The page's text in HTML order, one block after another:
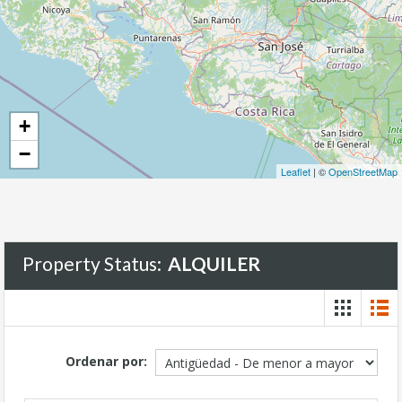
+
−
Leaflet | ©OpenStreetMap
Property Status: ALQUILER
Ordenar por: